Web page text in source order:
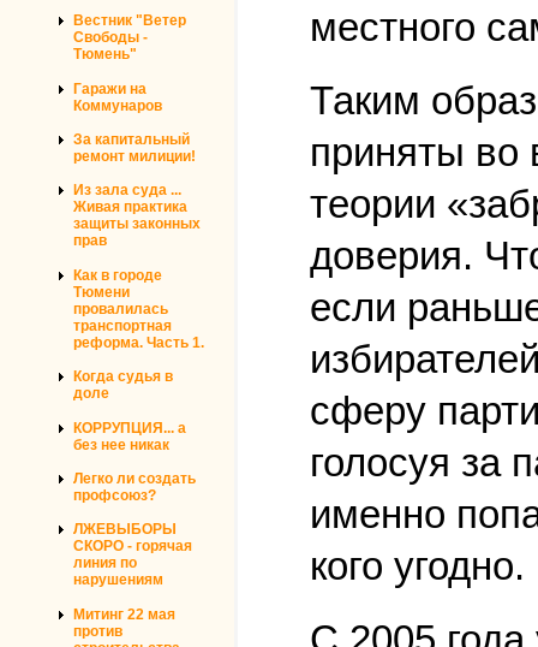
Вестник "Ветер
Свободы -
Тюмень"
Гаражи на
Коммунаров
За капитальный
ремонт милиции!
Из зала суда ...
Живая практика
защиты законных
прав
Как в городе
Тюмени
провалилась
транспортная
реформа. Часть 1.
Когда судья в
доле
КОРРУПЦИЯ... а
без нее никак
Легко ли создать
профсоюз?
ЛЖЕВЫБОРЫ
СКОРО - горячая
линия по
нарушениям
Митинг 22 мая
против
местного
Таким
приняты во
теории
доверия.
если
сферу
голосуя за
именно
кого угодно.